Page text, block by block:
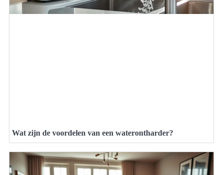
Wat zijn de voordelen van een waterontharder?